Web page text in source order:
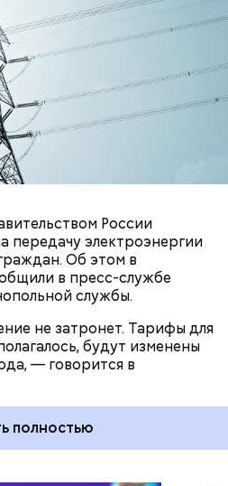
России
передачу электроэнергии
Об этом в
в пресс-службе
службы.
не затронет. Тарифы для
будут изменены
— говорится в
передачу электроэнергии
масштабной
в сетевом комплексе,
полностью
ФАС